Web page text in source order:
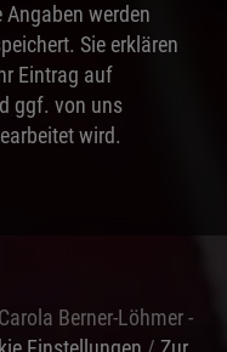
werden
Sie erklären
Eintrag auf
ggf. von uns
wird.
Berner-Löhmer -